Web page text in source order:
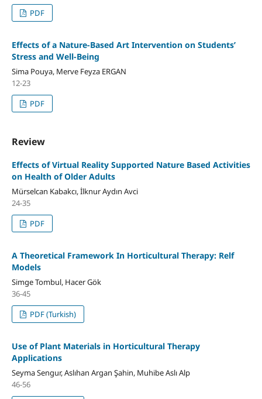
PDF
Effects of a Nature-Based Art Intervention on Students’
Stress and Well-Being
Sima Pouya, Merve Feyza ERGAN
12-23
PDF
Review
Effects of Virtual Reality Supported Nature Based Activities
on Health of Older Adults
Mürselcan Kabakcı, İlknur Aydın Avci
24-35
PDF
A Theoretical Framework In Horticultural Therapy: Relf
Models
Simge Tombul, Hacer Gök
36-45
PDF (Turkish)
Use of Plant Materials in Horticultural Therapy
Applications
Seyma Sengur, Aslıhan Argan Şahin, Muhibe Aslı Alp
46-56